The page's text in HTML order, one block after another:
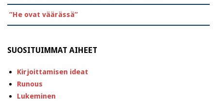
”He ovat väärässä”
SUOSITUIMMAT AIHEET
Kirjoittamisen ideat
Runous
Lukeminen